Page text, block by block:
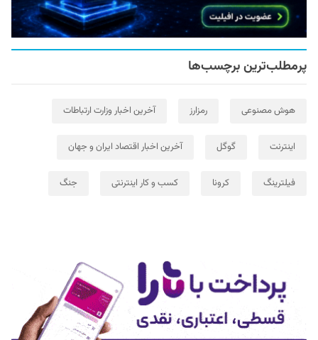
پرمطلب‌ترین برچسب‌ها
هوش مصنوعی رمزارز آخرین اخبار وزارت ارتباطات
اینترنت گوگل آخرین اخبار اقتصاد ایران و جهان
فیلترینگ کرونا کسب و کار اینترنتی جنگ